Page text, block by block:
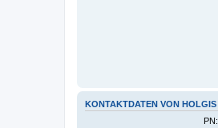
KONTAKTDATEN VON HOLGIS
PN: